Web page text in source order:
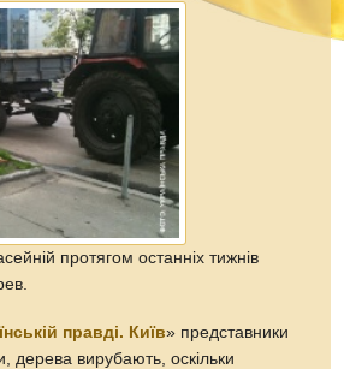
протягом останніх тижнів
правді. Київ» представники
дерева вирубають, оскільки